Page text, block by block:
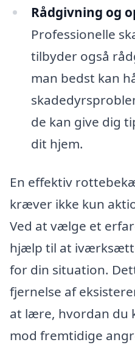
Rådgivning og
Professionelle
tilbyder også
man bedst kan
de kan give dig
dit hjem.
En effektiv
kræver ikke kun
Ved at vælge et
hjælp til at
for din situation.
fjernelse af
at lære, hvordan du
mod fremtidige